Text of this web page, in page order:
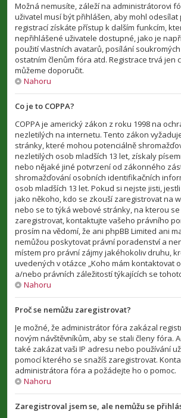
Možná nemusíte, záleží na administrátorovi
uživatel musí být přihlášen, aby mohl odesílat
registrací získáte přístup k dalším funkcím,
nepřihlášené uživatele dostupné, jako je
použití vlastních avatarů, posílání
ostatním členům fóra atd. Registrace trvá jen
můžeme doporučit.
Nahoru
Co je to COPPA?
COPPA je americký zákon z roku 1998 na
nezletilých na internetu. Tento zákon
stránky, které mohou potenciálně
nezletilých osob mladších 13 let, získaly
nebo nějaké jiné potvrzení od zákonného
shromažďování osobních identifikačních
osob mladších 13 let. Pokud si nejste jisti,
jako někoho, kdo se zkouší zaregistrovat na
nebo se to týká webové stránky, na kterou
zaregistrovat, kontaktujte vašeho právního
prosím na vědomí, že ani phpBB Limited ani
nemůžou poskytovat právní poradenství a
místem pro právní zájmy jakéhokoliv druhu,
uvedených v otázce „Koho mám kontaktovat
a/nebo právních záležitostí týkajících se
Nahoru
Proč se nemůžu zaregistrovat?
Je možné, že administrátor fóra zakázal
novým návštěvníkům, aby se stali členy fóra.
také zakázat vaši IP adresu nebo používání
pomocí kterého se snažíš zaregistrovat.
administrátora fóra a požádejte ho o pomoc.
Nahoru
Zaregistroval jsem se, ale nemůžu se